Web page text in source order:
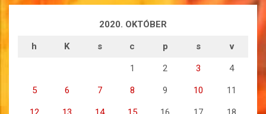
2020. OKTÓBER
h K s c p s v
1 2 3 4
5 6 7 8 9 10 11